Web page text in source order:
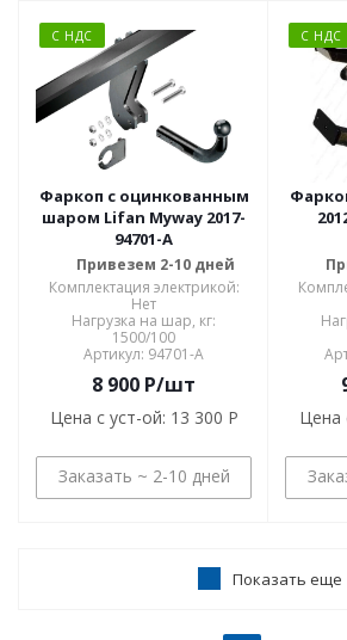
С НДС
Фаркоп с оцинкованным
шаром Lifan Myway 2017-
94701-A
Привезем 2-10 дней
Комплектация электрикой:
Нет
Нагрузка на шар, кг:
1500/100
Артикул: 94701-A
8 900 P/шт
Цена с уст-ой: 13 300 P
Заказать ~ 2-10 дней
С НДС
Цена
Показать еще